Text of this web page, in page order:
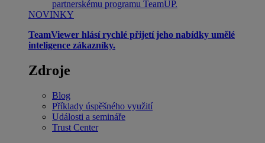
partnerskému programu TeamUP.
NOVINKY
TeamViewer hlásí rychlé přijetí jeho nabídky umělé
inteligence zákazníky.
Zdroje
Blog
Příklady úspěšného využití
Události a semináře
Trust Center